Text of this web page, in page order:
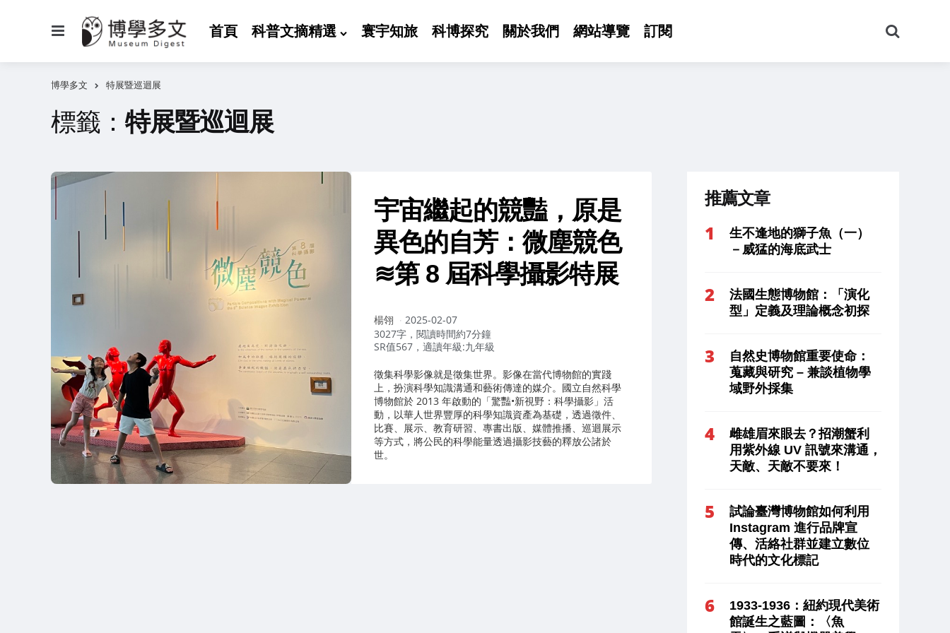
首頁 科普文摘精選 寰宇知旅 科博探究 關於我們 網站導覽 訂閱
尋
博學多文 特展暨巡迴展
標籤： 特展暨巡迴展
宇宙繼起的競豔，原是
異色的自芳：微塵競色
≋第 8 屆科學攝影特展
作
者：
楊翎
2025-02-07
3027字，閱讀時間約7分鐘
SR值567，適讀年級:九年級
徵集科學影像就是徵集世界。影像在當代博物館的實踐
上，扮演科學知識溝通和藝術傳達的媒介。國立自然科學
博物館於 2013 年啟動的「驚豔•新視野：科學攝影」活
動，以華人世界豐厚的科學知識資產為基礎，透過徵件、
比賽、展示、教育研習、專書出版、媒體推播、巡迴展示
等方式，將公民的科學能量透過攝影技藝的釋放公諸於
世。
推薦文章
生不逢地的獅子魚（一）
－威猛的海底武士
法國生態博物館：「演化
型」定義及理論概念初探
自然史博物館重要使命：
蒐藏與研究 – 兼談植物學
域野外採集
雌雄眉來眼去？招潮蟹利
用紫外線 UV 訊號來溝通，
天敵、天敵不要來！
試論臺灣博物館如何利用
Instagram 進行品牌宣
傳、活絡社群並建立數位
時代的文化標記
1933-1936：紐約現代美術
館誕生之藍圖：〈魚